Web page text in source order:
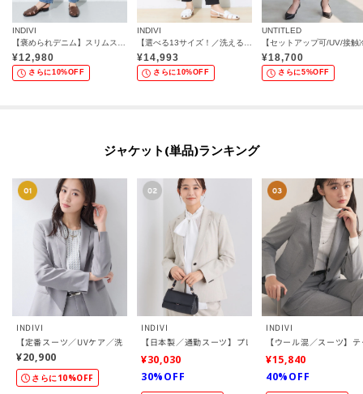
INDIVI
【褒められデニム】スリムストレート デニムパンツ
¥12,980
さらに10%OFF
INDIVI
【選べる13サイズ！／洗える】ウエストゴムタックテーパード褒められパンツ
¥14,993
さらに10%OFF
UNTITLED
¥18,700
さらに5%OFF
ジャケット(単品)ランキング
INDIVI
【定番スーツ／UVケア／洗える】ウール調テーラードジャケット
¥20,900
さらに10%OFF
INDIVI
【日本製／通勤スーツ】プレシャスドビー テーラード
¥30,030
30%OFF
INDIVI
【ウール混／スーツ】
¥15,840
40%OFF